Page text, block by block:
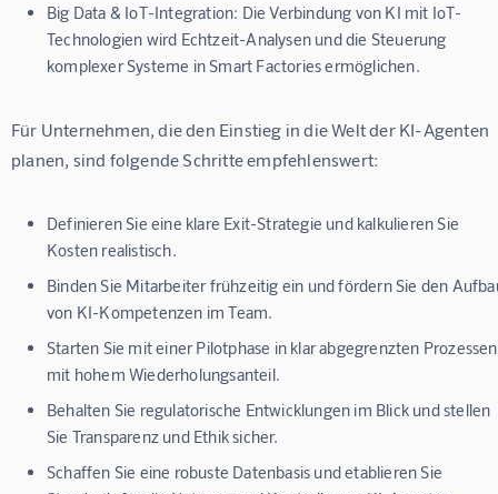
Big Data & IoT-Integration: Die Verbindung von KI mit IoT-
Technologien wird Echtzeit-Analysen und die Steuerung
komplexer Systeme in Smart Factories ermöglichen.
Für Unternehmen, die den Einstieg in die Welt der KI-Agenten
planen, sind folgende Schritte empfehlenswert:
Definieren Sie eine klare Exit-Strategie und kalkulieren Sie
Kosten realistisch.
Binden Sie Mitarbeiter frühzeitig ein und fördern Sie den
von KI-Kompetenzen im Team.
Starten Sie mit einer Pilotphase in klar abgegrenzten Prozessen
mit hohem Wiederholungsanteil.
Behalten Sie regulatorische Entwicklungen im Blick und stellen
Sie Transparenz und Ethik sicher.
Schaffen Sie eine robuste Datenbasis und etablieren Sie